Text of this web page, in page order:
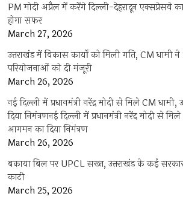
PM मोदी अप्रैल में करेंगे दिल्ली-देहरादून एक्सप्रेसवे का
होगा सफर
March 27, 2026
उत्तराखंड में विकास कार्यों को मिली गति, CM धामी
परियोजनाओं को दी मंजूरी
March 26, 2026
नई दिल्ली में प्रधानमंत्री नरेंद्र मोदी से मिले CM
दिया निमंत्रणनई दिल्ली में प्रधानमंत्री नरेंद्र मोदी से
आगमन का दिया निमंत्रण
March 26, 2026
बकाया बिल पर UPCL सख्त, उत्तराखंड के कई
काटी
March 25, 2026